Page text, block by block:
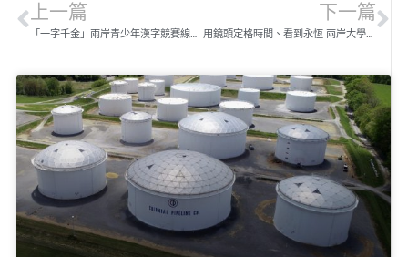
上一篇
「一字千金」兩岸青少年漢字競賽線上挑戰
下一篇
用鏡頭定格時間、看到永恆 兩岸大學生茶馬古道攝影紀行走過第八個年頭